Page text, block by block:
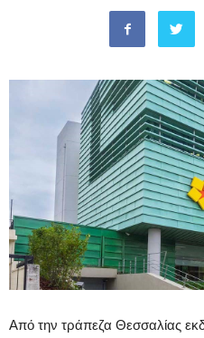
Από την τράπεζα Θεσσαλίας